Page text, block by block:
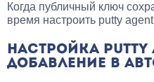
Когда публичный ключ
время настроить putty
НАСТРОЙКА PUTTY
ДОБАВЛЕНИЕ В